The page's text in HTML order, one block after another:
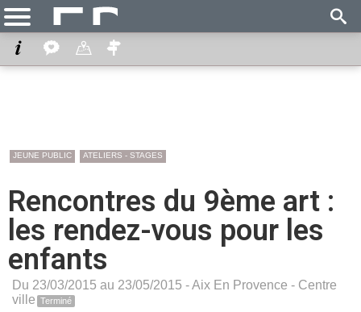
JEUNE PUBLIC ATELIERS - STAGES
Rencontres du 9ème art :
les rendez-vous pour les
enfants
Du 23/03/2015 au 23/05/2015 -Aix En Provence - Centre
ville Terminé